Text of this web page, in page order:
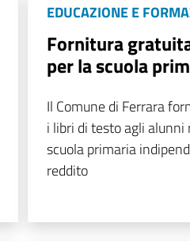
EDUCAZIONE E
Fornitura
per la scuola
Il Comune di Ferrara
i libri di testo agli
scuola primaria
reddito